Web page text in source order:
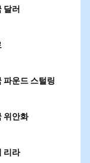
러
운드 스털링
위안화
리라